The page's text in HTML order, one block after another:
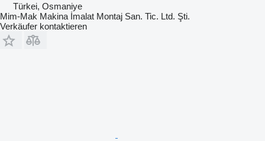
Türkei, Osmaniye
Mim-Mak Makina İmalat Montaj San. Tic. Ltd. Şti.
Verkäufer kontaktieren